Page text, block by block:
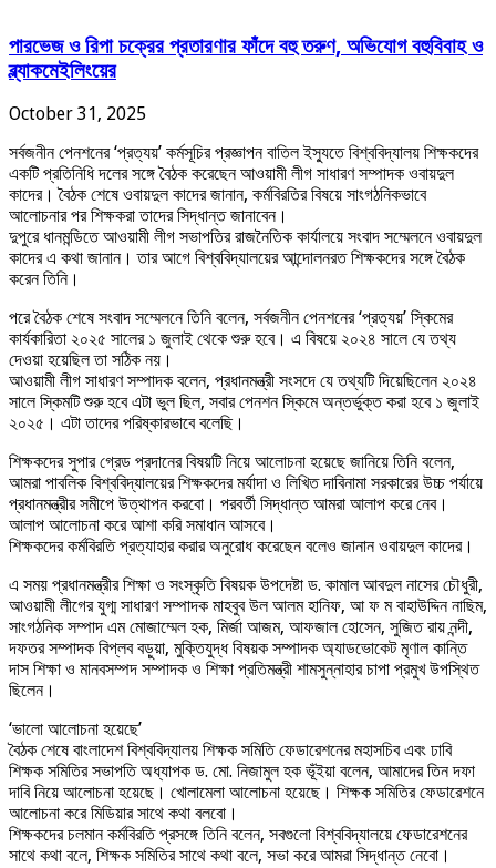
পারভেজ ও রিপা চক্রের প্রতারণার ফাঁদে বহু তরুণ, অভিযোগ বহুবিবাহ ও
ব্ল্যাকমেইলিংয়ের
October 31, 2025
সর্বজনীন পেনশনের ‘প্রত্যয়’ কর্মসূচির প্রজ্ঞাপন বাতিল ইস্যুতে বিশ্ববিদ্যালয় শিক্ষকদের
একটি প্রতিনিধি দলের সঙ্গে বৈঠক করেছেন আওয়ামী লীগ সাধারণ সম্পাদক ওবায়দুল
কাদের। বৈঠক শেষে ওবায়দুল কাদের জানান, কর্মবিরতির বিষয়ে সাংগঠনিকভাবে
আলোচনার পর শিক্ষকরা তাদের সিদ্ধান্ত জানাবেন।
দুপুরে ধানমন্ডিতে আওয়ামী লীগ সভাপতির রাজনৈতিক কার্যালয়ে সংবাদ সম্মেলনে ওবায়দুল
কাদের এ কথা জানান। তার আগে বিশ্ববিদ্যালয়ের আন্দোলনরত শিক্ষকদের সঙ্গে বৈঠক
করেন তিনি।
পরে বৈঠক শেষে সংবাদ সম্মেলনে তিনি বলেন, সর্বজনীন পেনশনের ‘প্রত্যয়’ স্কিমের
কার্যকারিতা ২০২৫ সালের ১ জুলাই থেকে শুরু হবে। এ বিষয়ে ২০২৪ সালে যে তথ্য
দেওয়া হয়েছিল তা সঠিক নয়।
আওয়ামী লীগ সাধারণ সম্পাদক বলেন, প্রধানমন্ত্রী সংসদে যে তথ্যটি দিয়েছিলেন ২০২৪
সালে স্কিমটি শুরু হবে এটা ভুল ছিল, সবার পেনশন স্কিমে অন্তর্ভুক্ত করা হবে ১ জুলাই
২০২৫। এটা তাদের পরিষ্কারভাবে বলেছি।
শিক্ষকদের সুপার গ্রেড প্রদানের বিষয়টি নিয়ে আলোচনা হয়েছে জানিয়ে তিনি বলেন,
আমরা পাবলিক বিশ্ববিদ্যালয়ের শিক্ষকদের মর্যাদা ও লিখিত দাবিনামা সরকারের উচ্চ পর্যায়ে
প্রধানমন্ত্রীর সমীপে উত্থাপন করবো। পরবর্তী সিদ্ধান্ত আমরা আলাপ করে নেব।
আলাপ আলোচনা করে আশা করি সমাধান আসবে।
শিক্ষকদের কর্মবিরতি প্রত্যাহার করার অনুরোধ করেছেন বলেও জানান ওবায়দুল কাদের।
এ সময় প্রধানমন্ত্রীর শিক্ষা ও সংস্কৃতি বিষয়ক উপদেষ্টা ড. কামাল আবদুল নাসের চৌধুরী,
আওয়ামী লীগের যুগ্ম সাধারণ সম্পাদক মাহবুব উল আলম হানিফ, আ ফ ম বাহাউদ্দিন নাছিম,
সাংগঠনিক সম্পাদ এম মোজাম্মেল হক, মির্জা আজম, আফজাল হোসেন, সুজিত রায় নন্দী,
দফতর সম্পাদক বিপ্লব বড়ুয়া, মুক্তিযুদ্ধ বিষয়ক সম্পাদক অ্যাডভোকেট মৃণাল কান্তি
দাস শিক্ষা ও মানবসম্পদ সম্পাদক ও শিক্ষা প্রতিমন্ত্রী শামসুন্নাহার চাপা প্রমুখ উপস্থিত
ছিলেন।
‘ভালো আলোচনা হয়েছে’
বৈঠক শেষে বাংলাদেশ বিশ্ববিদ্যালয় শিক্ষক সমিতি ফেডারেশনের মহাসচিব এবং ঢাবি
শিক্ষক সমিতির সভাপতি অধ্যাপক ড. মো. নিজামুল হক ভূঁইয়া বলেন, আমাদের তিন দফা
দাবি নিয়ে আলোচনা হয়েছে। খোলামেলা আলোচনা হয়েছে। শিক্ষক সমিতির ফেডারেশনে
আলোচনা করে মিডিয়ার সাথে কথা বলবো।
শিক্ষকদের চলমান কর্মবিরতি প্রসঙ্গে তিনি বলেন, সবগুলো বিশ্ববিদ্যালয়ে ফেডারেশনের
সাথে কথা বলে, শিক্ষক সমিতির সাথে কথা বলে, সভা করে আমরা সিদ্ধান্ত নেবো।